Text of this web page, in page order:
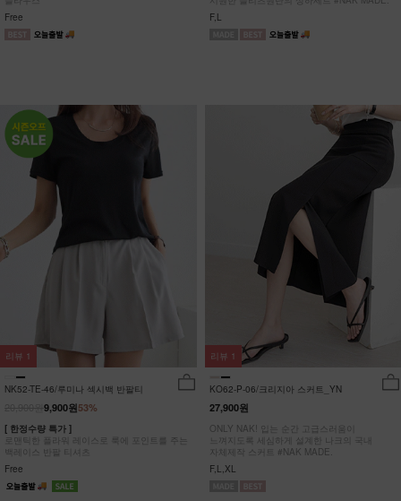
Free
F,L
NK52-TE-46/루미나 섹시백 반팔티
53%
9,900원
[ 한정수량 특가 ]
로맨틱한 플라워 레이스로 룩에 포인트를 주는
백레이스 반팔 티셔츠
Free
리뷰 1
KO62-P-06/크리지아 스커트_YN
27,900원
ONLY NAK! 입는 순간 고급스러움이
느껴지도록 세심하게 설계한 나크의 국내
자체제작 스커트 #NAK MADE.
F,L,XL
리뷰 1